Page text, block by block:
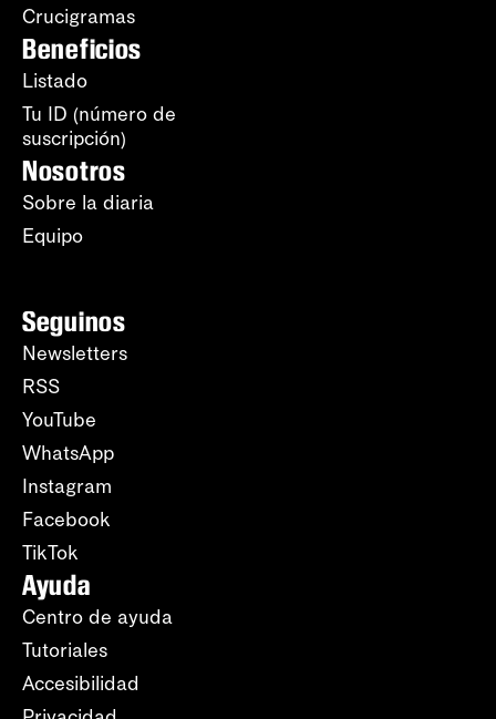
Crucigramas
Beneficios
Listado
Tu ID (número de
suscripción)
Nosotros
Sobre la diaria
Equipo
Seguinos
Newsletters
RSS
YouTube
WhatsApp
Instagram
Facebook
TikTok
Ayuda
Centro de ayuda
Tutoriales
Accesibilidad